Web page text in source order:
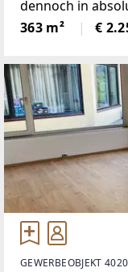
dennoch in
wunderbare
Maß an
363 m² €
GEWERBEOBJEKT